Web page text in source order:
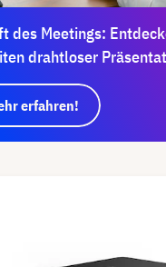
des Meetings:
drahtloser
erfahren!